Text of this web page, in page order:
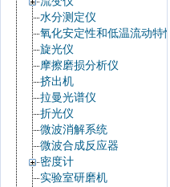
水分测定仪
氧化安定性和低温流动特性
旋光仪
摩擦磨损分析仪
挤出机
拉曼光谱仪
折光仪
微波消解系统
微波合成反应器
密度计
实验室研磨机